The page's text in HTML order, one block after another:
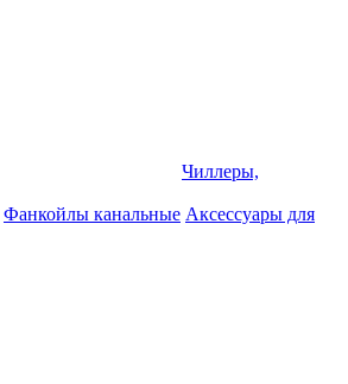
Чиллеры,
Фанкойлы канальные Аксессуары для